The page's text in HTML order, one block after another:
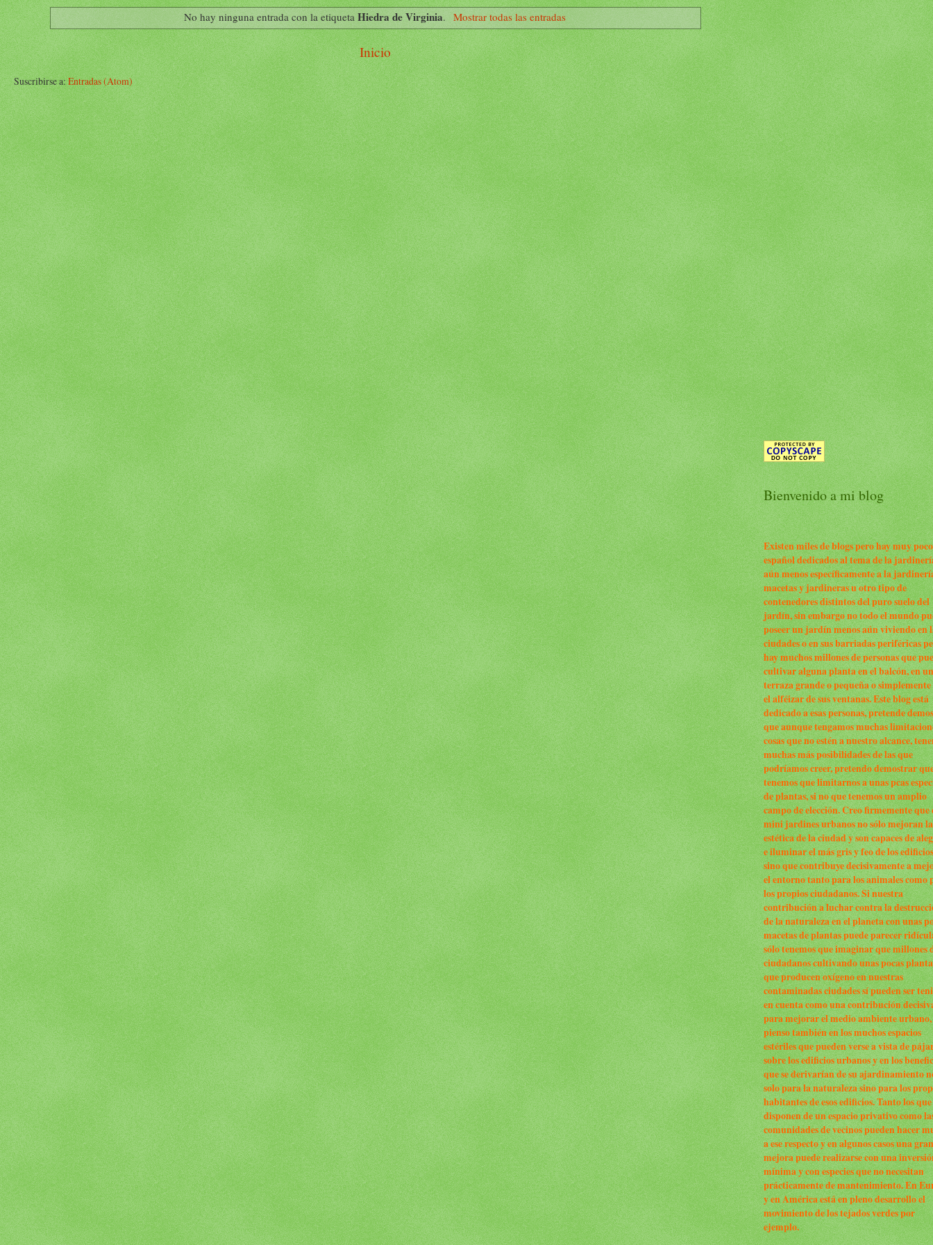
No hay ninguna entrada con la etiquetaHiedra de Virginia. Mostrar todas las entradas
Inicio
Suscribirse a:Entradas (Atom)
Bienvenido a mi blog
Existen miles de blogs pero hay muy
español dedicados al tema de la
aún menos específicamente a la
macetas y jardineras u otro tipo de
contenedores distintos del puro suelo del
jardín, sin embargo no todo el mundo
poseer un jardín menos aún viviendo en
ciudades o en sus barriadas periféricas
hay muchos millones de personas que
cultivar alguna planta en el balcón, en
terraza grande o pequeña o simplemente
el alféizar de sus ventanas. Este blog está
dedicado a esas personas, pretende
que aunque tengamos muchas
cosas que no estén a nuestro alcance,
muchas más posibilidades de las que
podríamos creer, pretendo demostrar
tenemos que limitarnos a unas pcas
de plantas, si no que tenemos un amplio
campo de elección. Creo firmemente que
mini jardines urbanos no sólo mejoran la
estética de la ciudad y son capaces de
e iluminar el más gris y feo de los edificios
sino que contribuye decisivamente a
el entorno tanto para los animales como
los propios ciudadanos. Si nuestra
contribución a luchar contra la
de la naturaleza en el planeta con unas
macetas de plantas puede parecer
sólo tenemos que imaginar que millones
ciudadanos cultivando unas pocas
que producen oxígeno en nuestras
contaminadas ciudades sí pueden ser
en cuenta como una contribución
para mejorar el medio ambiente urbano,
pienso también en los muchos espacios
estériles que pueden verse a vista de
sobre los edificios urbanos y en los
que se derivarían de su ajardinamiento
solo para la naturaleza sino para los
habitantes de esos edificios. Tanto los que
disponen de un espacio privativo como
comunidades de vecinos pueden hacer
a ese respecto y en algunos casos una gran
mejora puede realizarse con una
mínima y con especies que no necesitan
prácticamente de mantenimiento. En
y en América está en pleno desarrollo el
movimiento de los tejados verdes por
ejemplo.